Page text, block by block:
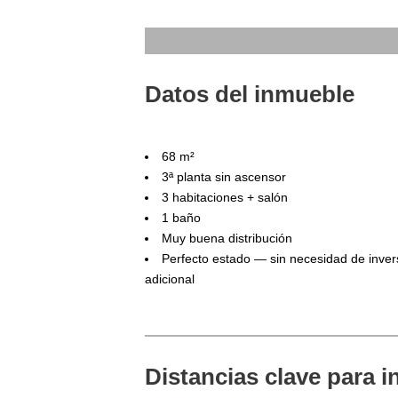
Datos del inmueble
68 m²
3ª planta sin ascensor
3 habitaciones + salón
1 baño
Muy buena distribución
Perfecto estado — sin necesidad de
adicional
Distancias clave para